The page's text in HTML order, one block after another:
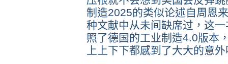
制造2025的类似论述自周恩
种文献中从未间缺席过，这
照了德国的工业制造4.0版本
上上下下都感到了大大的意